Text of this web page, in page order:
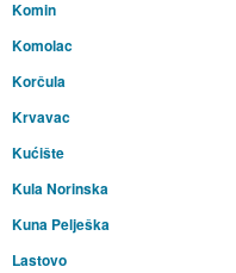
Komin
Komolac
Korčula
Krvavac
Kućište
Kula Norinska
Kuna Pelješka
Lastovo